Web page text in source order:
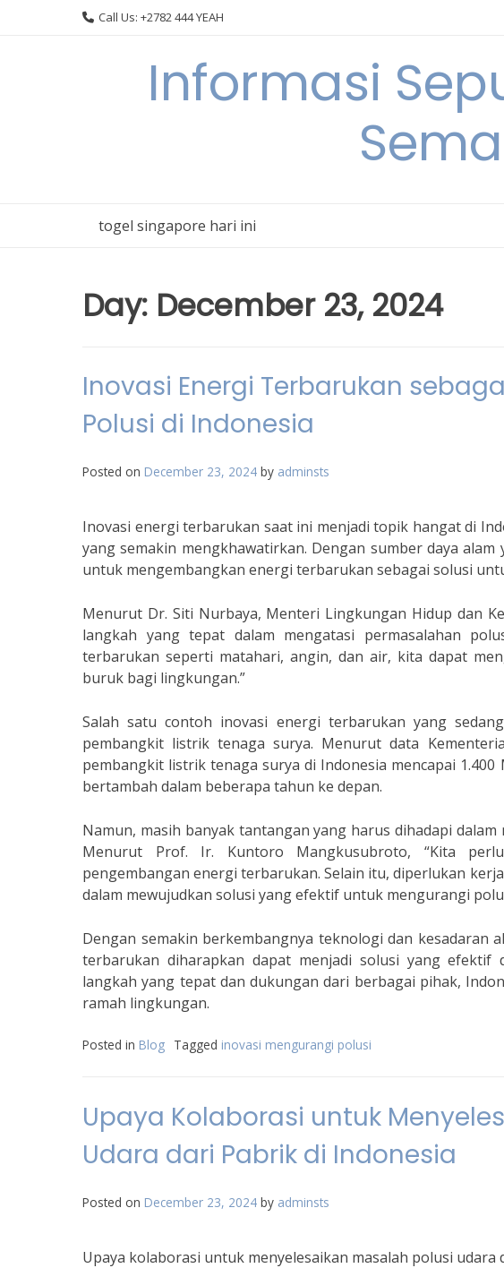
Call Us: +2782 444 YEAH
Informasi
togel singapore hari ini
Day: December 23, 2024
Inovasi Energi Terbarukan
Polusi di Indonesia
Posted on December 23, 2024 by adminsts
Inovasi energi terbarukan saat ini menjadi topik hangat di
yang semakin mengkhawatirkan. Dengan sumber daya
untuk mengembangkan energi terbarukan sebagai solusi
Menurut Dr. Siti Nurbaya, Menteri Lingkungan Hidup dan
langkah yang tepat dalam mengatasi permasalahan
terbarukan seperti matahari, angin, dan air, kita dapat
buruk bagi lingkungan.”
Salah satu contoh inovasi energi terbarukan yang
pembangkit listrik tenaga surya. Menurut data
pembangkit listrik tenaga surya di Indonesia mencapai
bertambah dalam beberapa tahun ke depan.
Namun, masih banyak tantangan yang harus dihadapi
Menurut Prof. Ir. Kuntoro Mangkusubroto, “Kita
pengembangan energi terbarukan. Selain itu, diperlukan
dalam mewujudkan solusi yang efektif untuk mengurangi
Dengan semakin berkembangnya teknologi dan kesadaran
terbarukan diharapkan dapat menjadi solusi yang efektif
langkah yang tepat dan dukungan dari berbagai pihak,
ramah lingkungan.
Posted in Blog Tagged inovasi mengurangi polusi
Upaya Kolaborasi untuk
Udara dari Pabrik di Indonesia
Posted on December 23, 2024 by adminsts
Upaya kolaborasi untuk menyelesaikan masalah polusi